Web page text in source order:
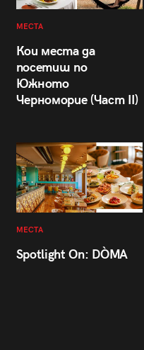
МЕСТА
Кои места да
посетиш по
Южното
Черноморие (Част II)
МЕСТА
Spotlight On: DÒMA